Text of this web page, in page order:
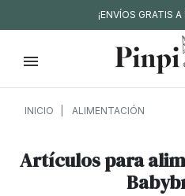
¡ENVÍOS GRATIS
INICIO ALIMENTACIÓN
Artículos para